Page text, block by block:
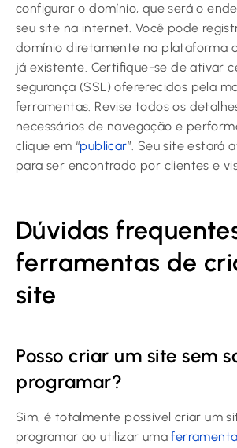
configurar o domínio, que será o
seu site na internet. Você pode
domínio diretamente na plataforma
já existente. Certifique-se de ativar
segurança (SSL) ofererecidos pela
ferramentas. Revise todos os
necessários de navegação e
clique em “publicar”. Seu site estará
para ser encontrado por clientes e
Dúvidas
ferramentas de
site
Posso criar um site sem
programar?
Sim, é totalmente possível criar um
programar ao utilizar uma